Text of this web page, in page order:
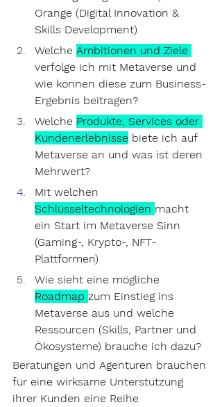
Orange (Digital Innovation &
Skills Development)
Welche Ambitionen und Ziele
verfolge ich mit Metaverse und
wie können diese zum Business-
Ergebnis beitragen?
Welche Produkte, Services oder
Kundenerlebnisse biete ich auf
Metaverse an und was ist deren
Mehrwert?
Mit welchen
Schlüsseltechnologien macht
ein Start im Metaverse Sinn
(Gaming-, Krypto-, NFT-
Plattformen)
Wie sieht eine mögliche
Roadmap zum Einstieg ins
Metaverse aus und welche
Ressourcen (Skills, Partner und
Ökosysteme) brauche ich dazu?
Beratungen und Agenturen brauchen
für eine wirksame Unterstützung
ihrer Kunden eine Reihe